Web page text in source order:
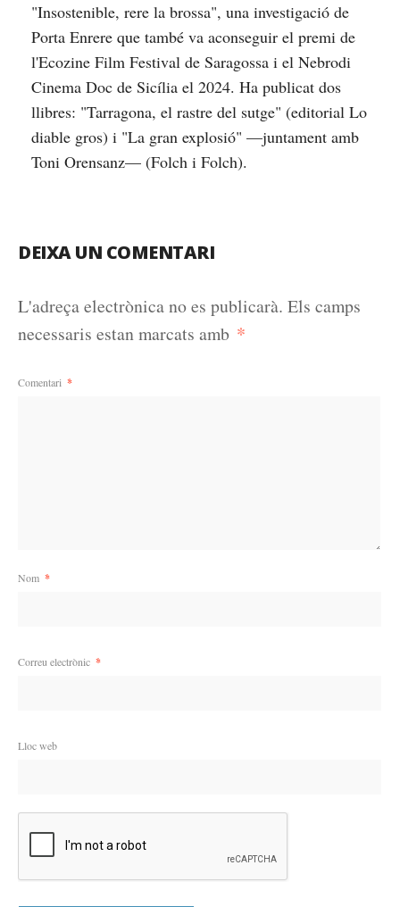
"Insostenible, rere la brossa", una investigació de
Porta Enrere que també va aconseguir el premi de
l'Ecozine Film Festival de Saragossa i el Nebrodi
Cinema Doc de Sicília el 2024. Ha publicat dos
llibres: "Tarragona, el rastre del sutge" (editorial Lo
diable gros) i "La gran explosió" —juntament amb
Toni Orensanz— (Folch i Folch).
DEIXA UN COMENTARI
L'adreça electrònica no es publicarà. Els camps
necessaris estan marcats amb *
Comentari *
Nom *
Correu electrònic *
Lloc web